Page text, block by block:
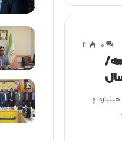
0 ۳
مدیرعامل شرکت ملی گاز ایران از تحویل بیش از ۳ میلیارد و